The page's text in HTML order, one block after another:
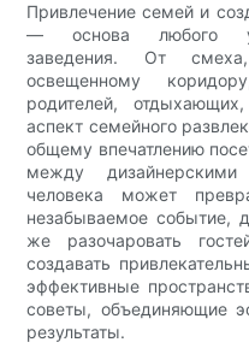
Привлечение семей и
— основа любого
заведения. От
освещенному
родителей,
аспект семейного
общему впечатлению
между
человека может
незабываемое событие,
же разочаровать
создавать
эффективные
советы, объединяющие
результаты.